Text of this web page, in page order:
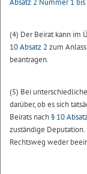
(4) Der Beirat kann im
10 Absatz 2 zum
beantragen.
(5) Bei
darüber, ob es sich
Beirats nach§ 10
zuständige
Rechtsweg weder